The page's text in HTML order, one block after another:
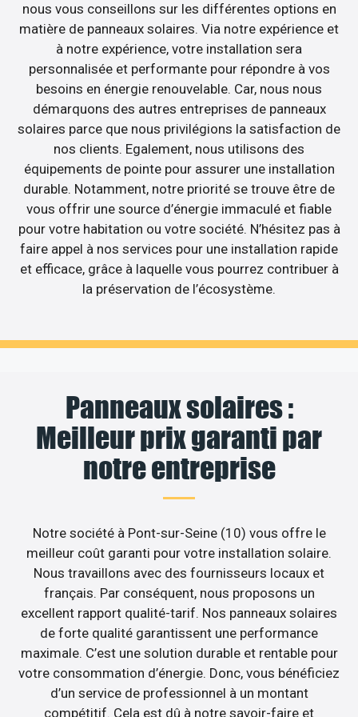
nous vous conseillons sur les différentes options en
matière de panneaux solaires. Via notre expérience et
à notre expérience, votre installation sera
personnalisée et performante pour répondre à vos
besoins en énergie renouvelable. Car, nous nous
démarquons des autres entreprises de panneaux
solaires parce que nous privilégions la satisfaction de
nos clients. Egalement, nous utilisons des
équipements de pointe pour assurer une installation
durable. Notamment, notre priorité se trouve être de
vous offrir une source d’énergie immaculé et fiable
pour votre habitation ou votre société. N’hésitez pas à
faire appel à nos services pour une installation rapide
et efficace, grâce à laquelle vous pourrez contribuer à
la préservation de l’écosystème.
Panneaux solaires :
Meilleur prix garanti par
notre entreprise
Notre société à Pont-sur-Seine (10) vous offre le
meilleur coût garanti pour votre installation solaire.
Nous travaillons avec des fournisseurs locaux et
français. Par conséquent, nous proposons un
excellent rapport qualité-tarif. Nos panneaux solaires
de forte qualité garantissent une performance
maximale. C’est une solution durable et rentable pour
votre consommation d’énergie. Donc, vous bénéficiez
d’un service de professionnel à un montant
compétitif. Cela est dû à notre savoir-faire et